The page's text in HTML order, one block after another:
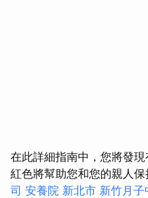
在此詳細指南中，您將發
紅色將幫助您和您的親人保
司 安養院 新北市 新竹月子